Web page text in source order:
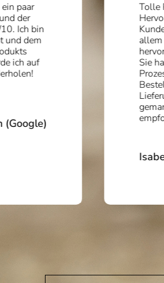
paar
der
Ich bin
und dem
ich auf
(Google)
Tolle
Sie